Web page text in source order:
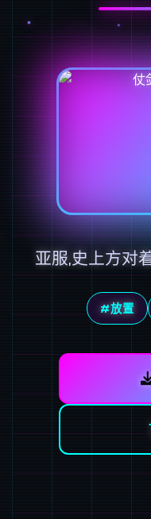
亚服,史上方对
#放置